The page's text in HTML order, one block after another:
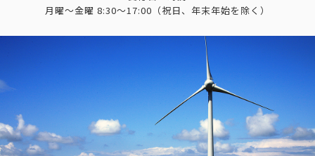
月曜～金曜 8:30～17:00（祝日、年末年始を除く）